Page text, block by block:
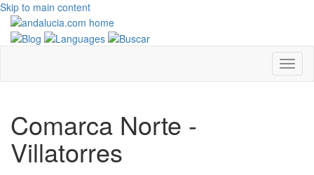
Skip to main content
Comarca Norte -
Villatorres